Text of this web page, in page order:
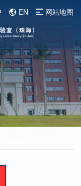
EN 网站地图